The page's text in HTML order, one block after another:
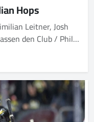
Hops
Leitner, Josh
den Club / Philip